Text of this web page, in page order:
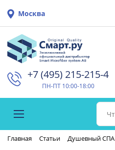
Москва
+7 (495) 215-215-4⁠
ПН-ПТ 10:00-18:00
Главная Статьи Душевный СПА